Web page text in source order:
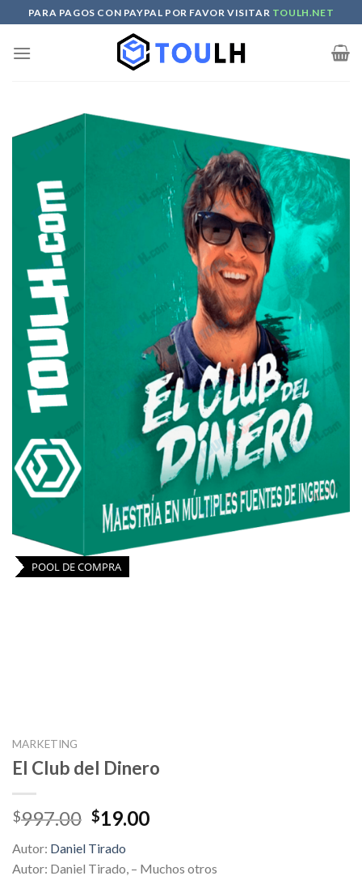
to
content
PARA PAGOS CON PAYPAL POR FAVOR VISITAR TOULH.NET
POOL DE COMPRA
MARKETING
El Club del Dinero
$997.00 Original
was:
$19.00Current
Autor: Daniel Tirado
Autor: Daniel Tirado, – Muchos otros